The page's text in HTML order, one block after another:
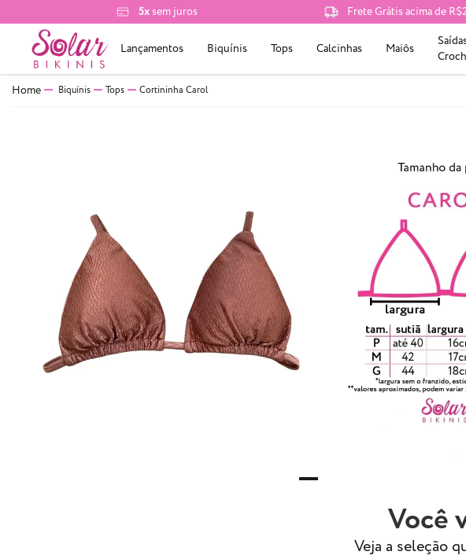
5xsem juros Frete Grátis acima de
Lançamentos Biquínis Tops Calcinhas Maiôs
Biquínis Tops Cortininha Carol
Você
Veja a seleção